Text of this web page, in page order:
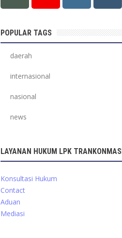
POPULAR TAGS
daerah
internasional
nasional
news
LAYANAN HUKUM LPK TRANKONMASI
Konsultasi Hukum
Contact
Aduan
Mediasi